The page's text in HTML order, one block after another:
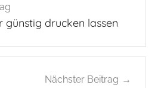
günstig drucken lassen
Nächster Beitrag